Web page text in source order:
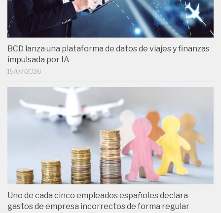
BCD lanza una plataforma de datos de viajes y finanzas
impulsada por IA
15/07/2026
Uno de cada cinco empleados españoles declara
gastos de empresa incorrectos de forma regular